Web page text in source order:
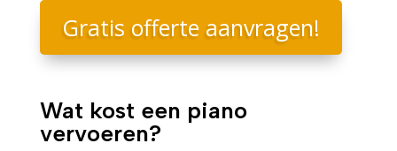
Gratis offerte aanvragen!
Wat kost een piano
vervoeren?